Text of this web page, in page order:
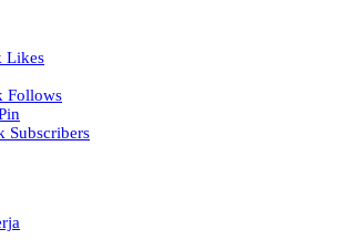
Likes
Follows
Subscribers